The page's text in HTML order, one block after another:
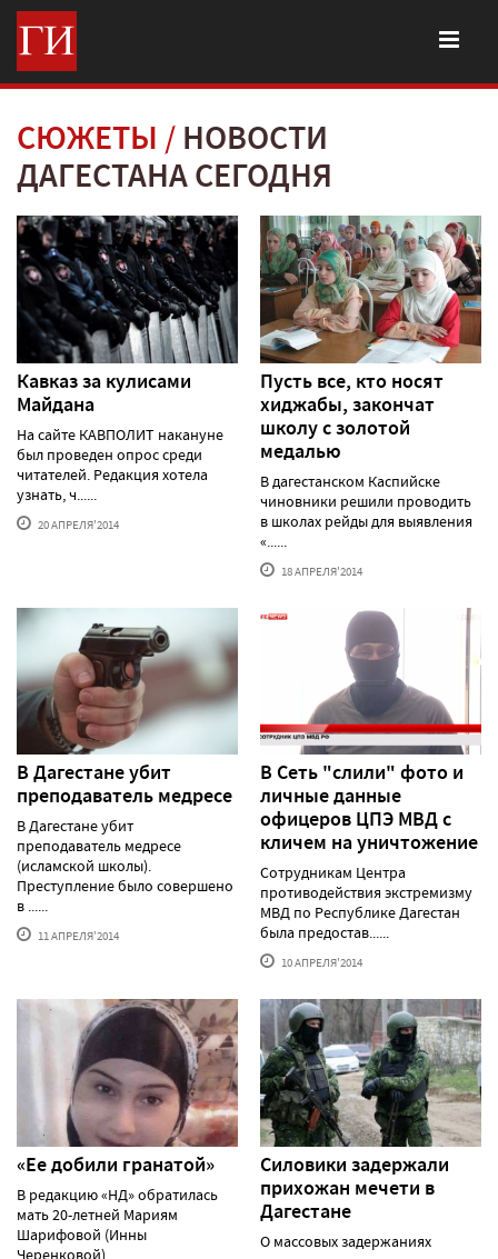
СЮЖЕТЫ
НОВОСТИ
ДАГЕСТАНА СЕГОДНЯ
Кавказ за кулисами
Майдана
На сайте КАВПОЛИТ накануне
был проведен опрос среди
читателей. Редакция хотела
узнать, ч......
20 АПРЕЛЯ'2014
Пусть все, кто носят
хиджабы, закончат
школу с золотой
медалью
В дагестанском Каспийске
чиновники решили проводить
в школах рейды для выявления
«......
18 АПРЕЛЯ'2014
В Дагестане убит
преподаватель медресе
В Дагестане убит
преподаватель медресе
(исламской школы).
Преступление было совершено
в ......
11 АПРЕЛЯ'2014
В Сеть "слили" фото и
личные данные
офицеров ЦПЭ МВД с
кличем на уничтожение
Сотрудникам Центра
противодействия экстремизму
МВД по Республике Дагестан
была предостав......
10 АПРЕЛЯ'2014
«Ее добили гранатой»
В редакцию «НД» обратилась
мать 20-летней Мариям
Шарифовой (Инны
Черенковой)......
Силовики задержали
прихожан мечети в
Дагестане
О массовых задержаниях